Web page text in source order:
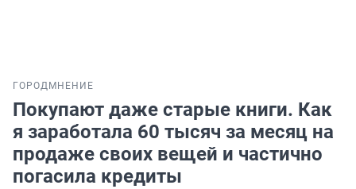
ГОРОД МНЕНИЕ
Покупают даже старые книги. Как
я заработала 60 тысяч за месяц на
продаже своих вещей и частично
погасила кредиты